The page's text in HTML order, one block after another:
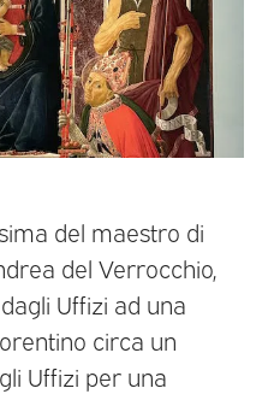
del maestro di
del Verrocchio,
Uffizi ad una
circa un
Uffizi per una